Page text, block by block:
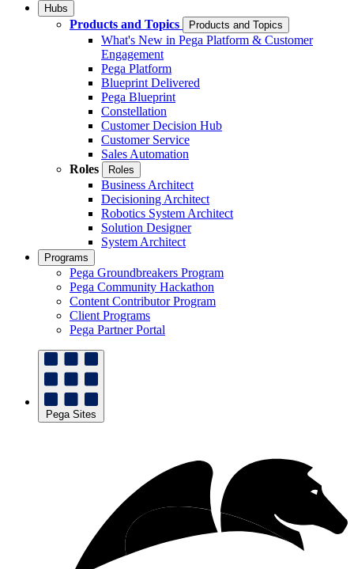
Hubs
Products and Topics Products and Topics
What's New in Pega Platform & Customer
Engagement
Pega Platform
Blueprint Delivered
Pega Blueprint
Constellation
Customer Decision Hub
Customer Service
Sales Automation
Roles
Roles
Business Architect
Decisioning Architect
Robotics System Architect
Solution Designer
System Architect
Programs
Pega Groundbreakers Program
Pega Community Hackathon
Content Contributor Program
Client Programs
Pega Partner Portal
Pega Sites